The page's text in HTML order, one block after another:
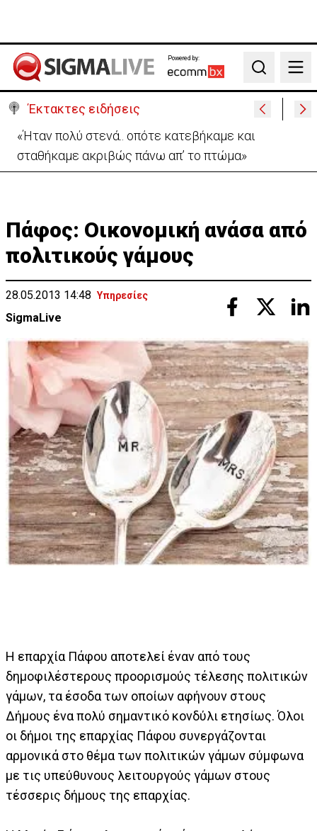
Powered by:
Search
Έκτακτες ειδήσεις
Σήμερα στο Ζακάκι το τελευταίο αντίο στον
17χρονο Μάριο-Γαβριήλ
Πάφος: Οικονομική ανάσα από
πολιτικούς γάμους
28.05.2013 14:48 Υπηρεσίες
SigmaLive
Η επαρχία Πάφου αποτελεί έναν από τους
δημοφιλέστερους προορισμούς τέλεσης πολιτικών
γάμων, τα έσοδα των οποίων αφήνουν στους
Δήμους ένα πολύ σημαντικό κονδύλι ετησίως. Όλοι
οι δήμοι της επαρχίας Πάφου συνεργάζονται
αρμονικά στο θέμα των πολιτικών γάμων σύμφωνα
με τις υπεύθυνους λειτουργούς γάμων στους
τέσσερις δήμους της επαρχίας.